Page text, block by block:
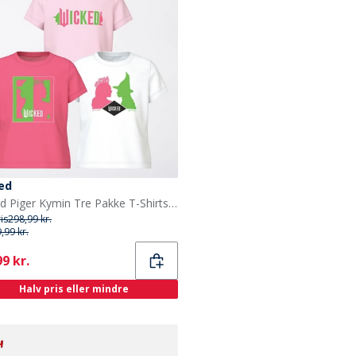
Wicked Piger Kymin Tre Pakke T-Shirts Camilla/Bright White/Ballerina
298,99 kr.
kr.
kr.
Halv pris eller mindre